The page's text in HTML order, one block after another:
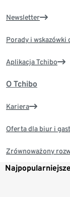
Newsletter
Porady i
Aplikacja Tchibo
O Tchibo
Kariera
Oferta dla biur i
Zrównoważony